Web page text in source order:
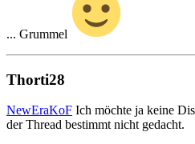
... Grummel
Thorti28
NewEraKoF Ich möchte ja keine
der Thread bestimmt nicht gedacht.